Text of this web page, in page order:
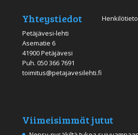
Yhteystiedot
Petäjävesi-lehti
Asematie 6
41900 Petäjävesi
Puh. 050 366 7691
toimitus@petajavesilehti.fi
Viimeisimmät jutut